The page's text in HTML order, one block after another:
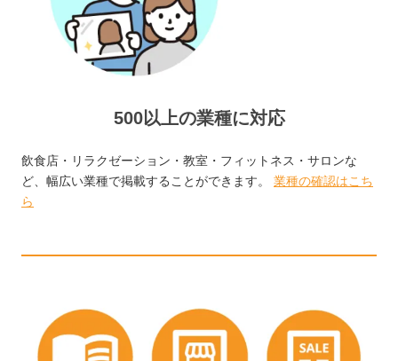
500以上の業種に対応
飲食店・リラクゼーション・教室・フィットネス・サロンな
ど、幅広い業種で掲載することができます。 業種の確認はこち
ら